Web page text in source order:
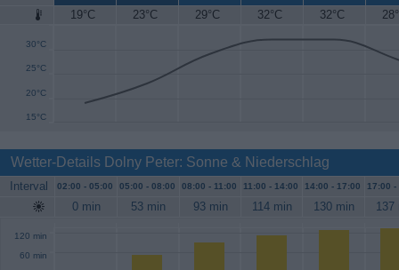
19°C 23°C 29°C 32°C 32°C
15°C
20°C
25°C
30°C
35°C
Wetter-Details Dolny Peter: Sonne & Niederschlag
Interval 02:00 - 05:00 05:00 - 08:00 08:00 - 11:00 11:00 - 14:00 14:00 - 17:00 17:00 -
0 min 53 min 93 min 114 min 130 min 137
60 min
120 min